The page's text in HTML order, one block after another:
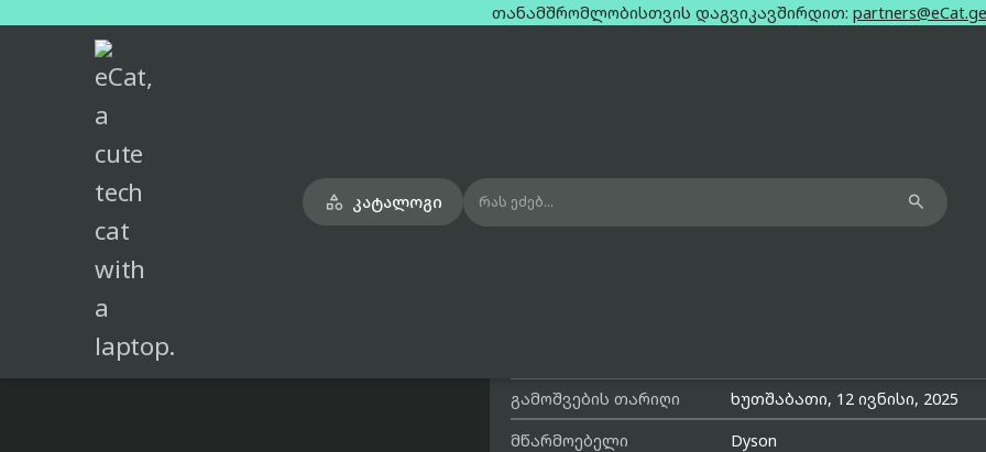
თანამშრომლობისთვის დაგვიკავშირდით: partners@eCat.ge
 კატალოგი 
მთავარი
 
გამოშვების თარიღი
ხუთშაბათი, 12 ივნისი, 2025
მწარმოებელი
Dyson